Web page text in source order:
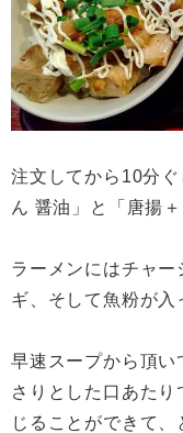
注文してから10分
ん 醤油」と「唐揚
ラーメンにはチャ
ギ、そして魚粉が入
早速スープから頂い
さりとした口あた
じることができて、